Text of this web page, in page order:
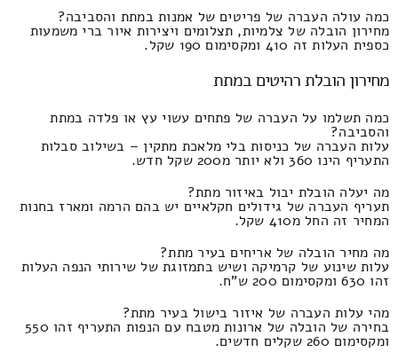
כמה עולה העברה של פריטים של אמנות במתת והסביבה?
מחירון הובלה של צלמיות, תצלומים ויצירות איור ברי משמעות
כספית העלות זה 410 ומקסימום 190 שקל.
מחירון הובלת רהיטים במתת
כמה תשלמו על העברה של פתחים עשוי עץ או פלדה במתת
והסביבה?
עלות העברה של כניסות בלי מלאכת מתקין – בשילוב סבלות
התעריף הינו 360 ולא יותר מ200 שקל חדש.
מה יעלה הובלת יבול באיזור מתת?
תעריף העברה של גידולים חקלאיים יש בהם הרמה ומארז בחנות
המחיר זה החל מ410 שקל.
מה מחיר הובלה של אריחים בעיר מתת?
עלות שינוע של קרמיקה ושיש בתמזוגת של שירותי הנפה העלות
זהו 630 ומקסימום 200 ש"ח.
מהי עלות העברה של איזור בישול בעיר מתת?
בחירה של הובלה של ארונות מטבח עם הנפות התעריף זהו 550
ומקסימום 260 שקלים חדשים.